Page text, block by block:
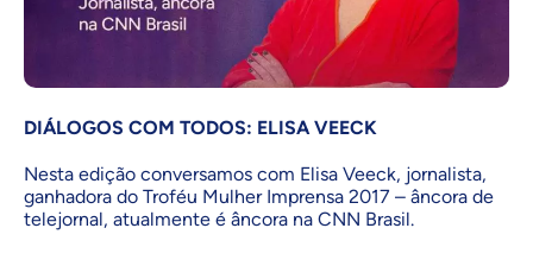
DIÁLOGOS COM TODOS: ELISA VEECK
Nesta edição conversamos com Elisa Veeck, jornalista,
ganhadora do Troféu Mulher Imprensa 2017 – âncora de
telejornal, atualmente é âncora na CNN Brasil.